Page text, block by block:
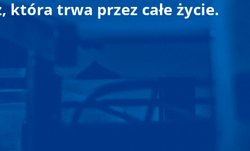
która trwa przez całe życie.